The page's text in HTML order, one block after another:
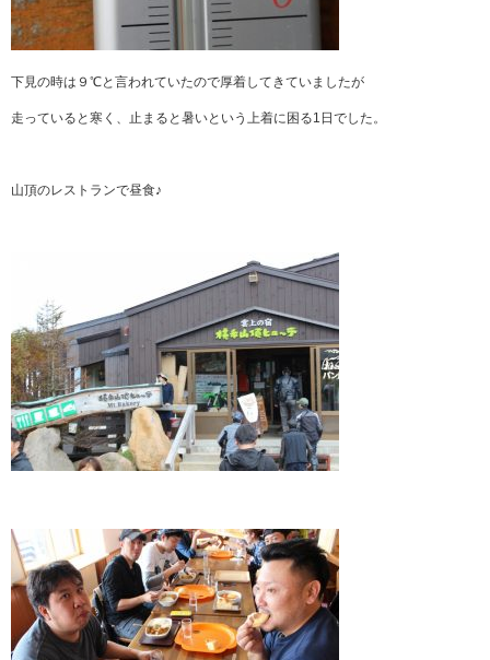
下見の時は９℃と言われていたので厚着してきていましたが
走っていると寒く、止まると暑いという上着に困る1日でした。
山頂のレストランで昼食♪